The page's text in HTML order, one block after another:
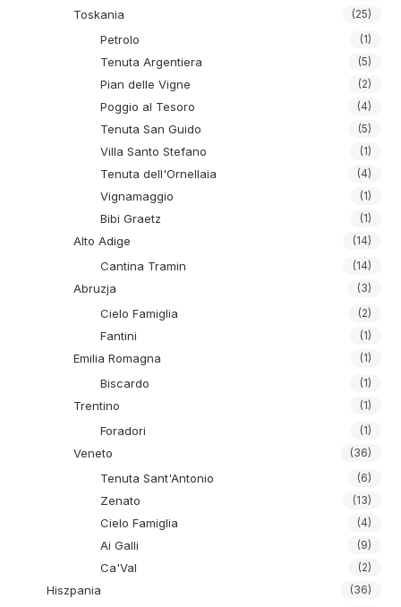
Toskania (25)
Petrolo (1)
Tenuta Argentiera (5)
Pian delle Vigne (2)
Poggio al Tesoro (4)
Tenuta San Guido (5)
Villa Santo Stefano (1)
Tenuta dell'Ornellaia (4)
Vignamaggio (1)
Bibi Graetz (1)
Alto Adige (14)
Cantina Tramin (14)
Abruzja (3)
Cielo Famiglia (2)
Fantini (1)
Emilia Romagna (1)
Biscardo (1)
Trentino (1)
Foradori (1)
Veneto (36)
Tenuta Sant'Antonio (6)
Zenato (13)
Cielo Famiglia (4)
Ai Galli (9)
Ca'Val (2)
Hiszpania (36)